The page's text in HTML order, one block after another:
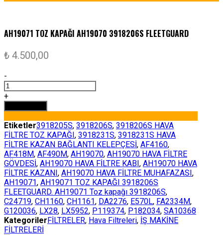
AH19071 TOZ KAPAĞI AH19070 3918206S FLEETGUARD
₺ 4.500,00
-
AH19071
TOZ
KAPAĞI
AH19070
3918206S
FLEETGUARD
adet
+
Etiketler3918205S, 3918206S, 3918206S HAVA
FİLTRE TOZ KAPAĞI, 3918231S, 3918231S HAVA
FİLTRE KAZAN BAĞLANTI KELEPÇESİ, AF4160,
AF418M, AF490M, AH19070, AH19070 HAVA FİLTRE
GÖVDESİ, AH19070 HAVA FİLTRE KABI, AH19070 HAVA
FİLTRE KAZANI, AH19070 HAVA FİLTRE MUHAFAZASI,
AH19071, AH19071 TOZ KAPAĞI 3918206S
FLEETGUARD. AH19071 Toz kapağı 3918206S,
C24719, CH1160, CH1161, DA2276, E570L, FA2334M,
G120036, LX28, LX5952, P119374, P182034, SA10368
KategorilerFİLTRELER, Hava Filtreleri, İŞ MAKİNE
FİLTRELERİ